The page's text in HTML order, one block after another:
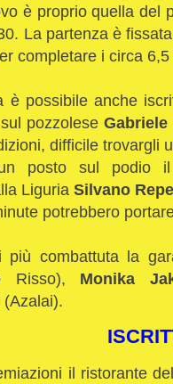
è proprio quella del
La partenza è
completare i circa
è possibile anche
pozzolese
difficile trovargli
posto sul podio
Liguria Silvano
potrebbero
più combattuta la
Risso), Monika
(Azalai).
il ristorante